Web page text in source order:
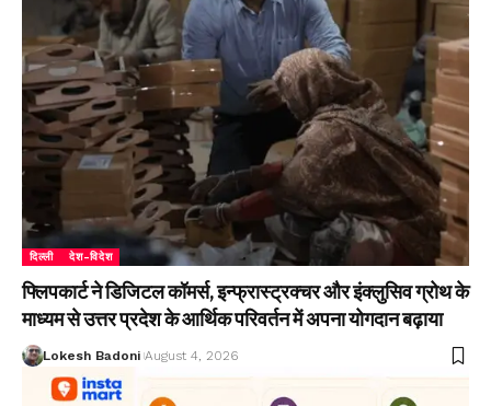
दिल्ली देश-विदेश
फ्लिपकार्ट ने डिजिटल कॉमर्स, इन्फ्रास्ट्रक्चर और इंक्लुसिव ग्रोथ के
माध्यम से उत्तर प्रदेश के आर्थिक परिवर्तन में अपना योगदान बढ़ाया
Lokesh Badoni August 4, 2026